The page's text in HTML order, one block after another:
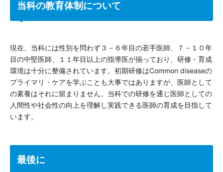
当科の教育体制について
現在、当科には性別を問わず３－６年目の若手医師、７－１０年
目の中堅医師、１１年目以上の指導医が揃っており、研修・育成
環境は十分に整備されています。初期研修はCommon diseaseの
プライマリ・ケアを学ぶことも大事ではありますが、医師として
の素養はそれに留まりません。当科での研修を通じ医師としての
人間性や社会性の向上を理解し実践できる医師の育成を目指して
います。
最後に